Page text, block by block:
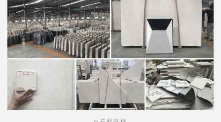
⊙立面材料选择